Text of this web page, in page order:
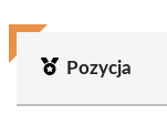
Pozycja